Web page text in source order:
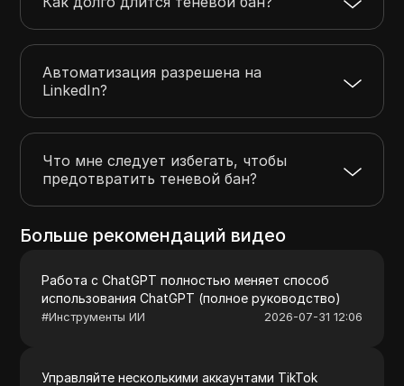
Автоматизация разрешена на
LinkedIn?
Что мне следует избегать, чтобы
предотвратить теневой бан?
Больше рекомендаций видео
Работа с ChatGPT полностью меняет способ
использования ChatGPT (полное руководство)
#Инструменты ИИ 2026-07-31 12:06
Управляйте несколькими аккаунтами TikTok